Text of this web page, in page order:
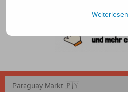
Weiterlesen